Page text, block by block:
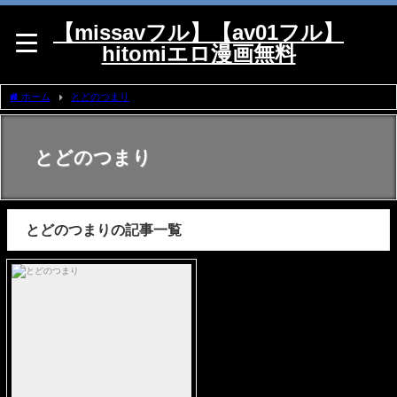
【missavフル】【av01フル】
hitomiエロ漫画無料
ホーム とどのつまり
とどのつまり
とどのつまりの記事一覧